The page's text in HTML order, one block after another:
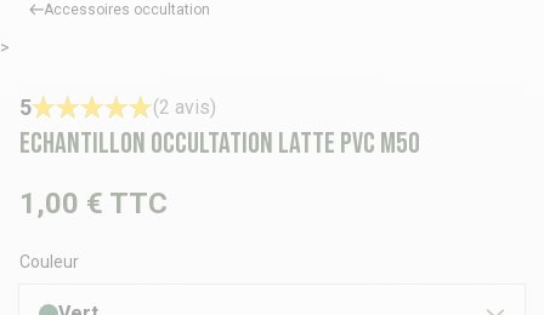
Accessoires occultation
Echantillon occultation latte PVC M50
5 (2 avis)
>
1,00 € TTC
Couleur